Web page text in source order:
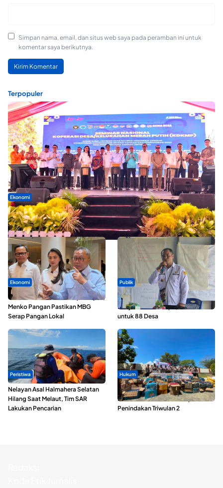
Simpan nama, email, dan situs web saya pada peramban ini untuk
komentar saya berikutnya.
Terpopuler
Ekonomi
Seminar di Ternate, Mendes Perkuat Sinergi Percepatan
Kopdes Merah Putih
Ekonomi
SPPG di Maluku Utara Dipercepat,
Menko Pangan Pastikan MBG
Serap Pangan Lokal
Publik
ABDESI Morotai Apresiasi
Penyaluran ADD Rp3,13 Miliar
untuk 88 Desa
Peristiwa
Nelayan Asal Halmahera Selatan
Hilang Saat Melaut, Tim SAR
Lakukan Pencarian
Hukum
Polda Maluku Utara Musnahkan
Ribuan Liter Miras Hasil Operasi
Penindakan Triwulan 2